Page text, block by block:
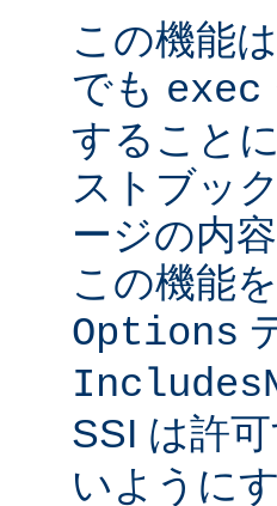
この機能
でも exec
すること
ストブッ
ージの内
この機能
Options
SSI は許
いように